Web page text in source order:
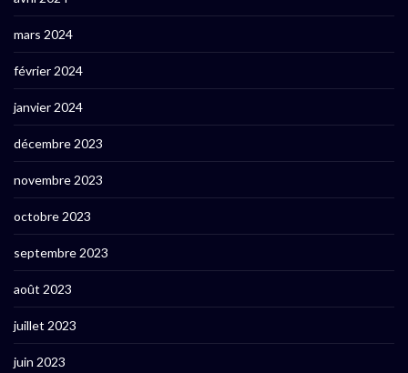
mars 2024
février 2024
janvier 2024
décembre 2023
novembre 2023
octobre 2023
septembre 2023
août 2023
juillet 2023
juin 2023